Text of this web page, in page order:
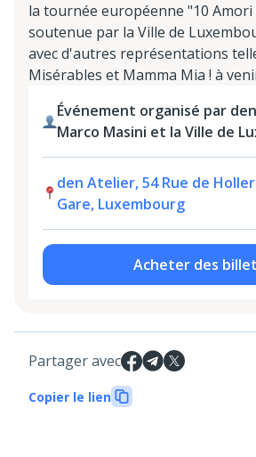
la tournée européenne "10 Amori
soutenue par la Ville de
avec d'autres représentations
Misérables et Mamma Mia ! à
Événement organisé par
Marco Masini et la Ville de
den Atelier, 54 Rue de
Gare, Luxembourg
Acheter des
Partager avec
Copier le lien